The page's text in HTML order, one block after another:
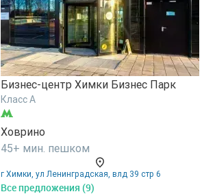
Бизнес-центр Химки Бизнес Парк
Класс A
Ховрино
45+ мин. пешком
г Химки, ул Ленинградская, влд 39 стр 6
Все предложения (9)